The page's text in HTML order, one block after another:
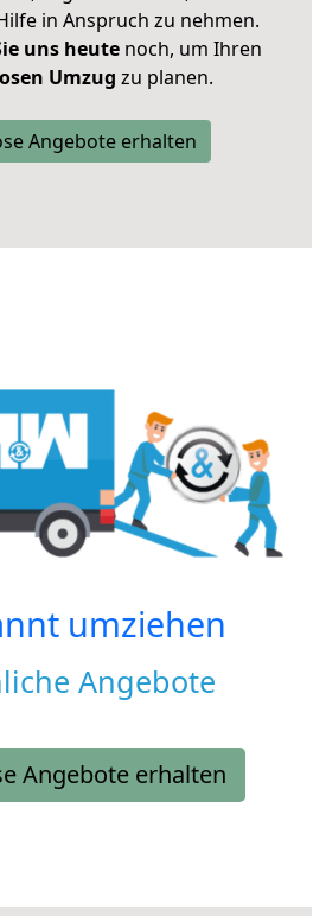
in Anspruch zu nehmen.
uns heutenoch, um Ihren
Umzug zu planen.
Angebote erhalten
umziehen
Angebote
Angebote erhalten